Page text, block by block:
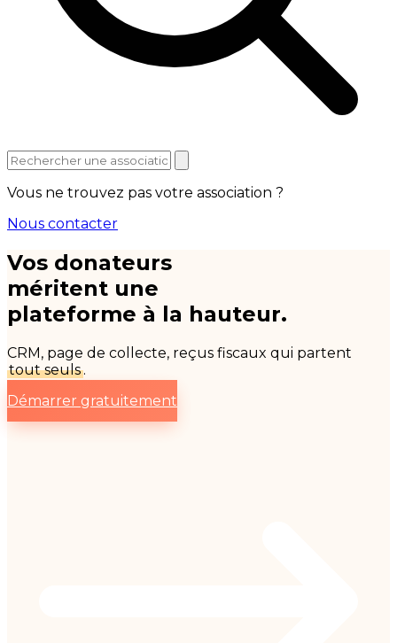
Vous ne trouvez pas votre association ?
Nous contacter
Vos donateurs
méritent une
plateforme à la hauteur.
CRM, page de collecte, reçus fiscaux qui partent
tout seuls.
Démarrer gratuitement